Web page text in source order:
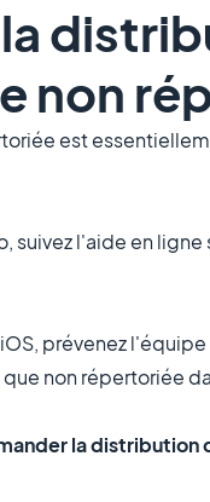
non
est
suivez l'aide en ligne
prévenez
non répertoriée
la